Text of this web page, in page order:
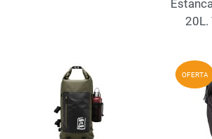
20L.
Add to
Quick View
OFERTA